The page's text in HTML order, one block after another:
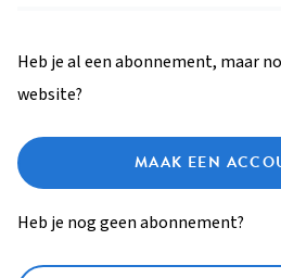
Heb je al een abonnement, maar
website?
MAAK EEN
Heb je nog geen abonnement?